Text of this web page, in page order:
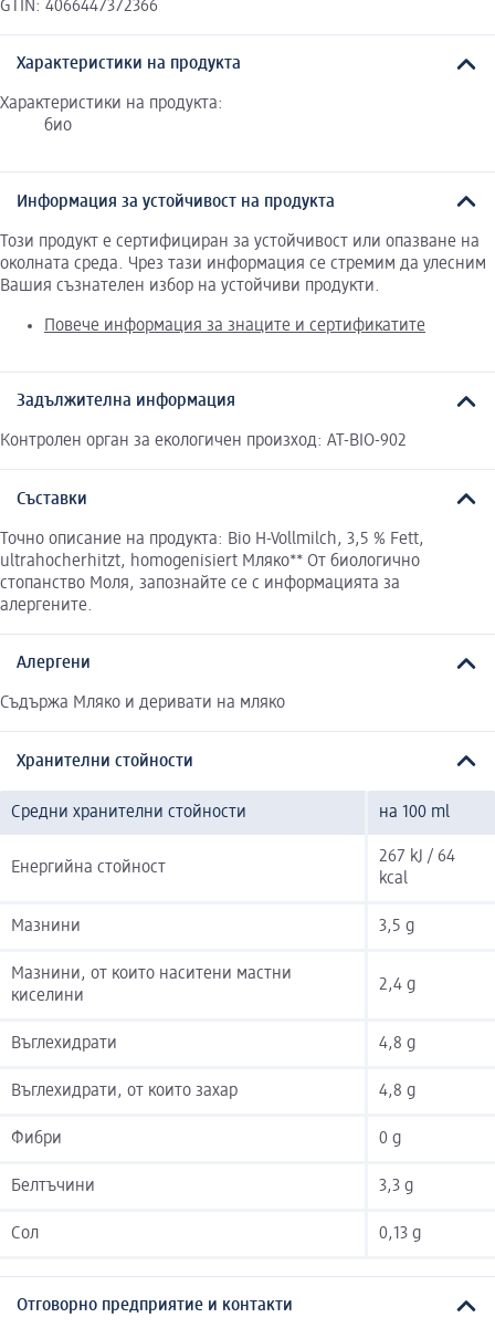
GTIN: 4066447372366
Характеристики на продукта
Характеристики на продукта:
био
Информация за устойчивост на продукта
Този продукт е сертифициран за устойчивост или опазване на
околната среда. Чрез тази информация се стремим да улесним
Вашия съзнателен избор на устойчиви продукти.
Повече информация за знаците и сертификатите
Задължителна информация
Контролен орган за екологичен произход: AT-BIO-902
Съставки
Точно описание на продукта: Bio H-Vollmilch, 3,5 % Fett,
ultrahocherhitzt, homogenisiert Мляко** От биологично
стопанство Моля, запознайте се с информацията за
алергените.
Алергени
Съдържа Мляко и деривати на мляко
Хранителни стойности
Средни хранителни стойности на 100 ml
Енергийна стойност
267 kJ / 64
kcal
Мазнини 3,5 g
Мазнини, от които наситени мастни
киселини
2,4 g
Въглехидрати 4,8 g
Въглехидрати, от които захар 4,8 g
Фибри 0 g
Белтъчини 3,3 g
Сол 0,13 g
Отговорно предприятие и контакти